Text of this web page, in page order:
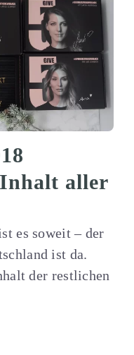
aller
es soweit – der
ist da.
der restlichen